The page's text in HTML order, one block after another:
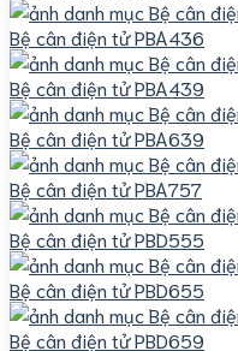
Bệ cân điện tử PBA436
Bệ cân điện tử PBA439
Bệ cân điện tử PBA639
Bệ cân điện tử PBA757
Bệ cân điện tử PBD555
Bệ cân điện tử PBD655
Bệ cân điện tử PBD659